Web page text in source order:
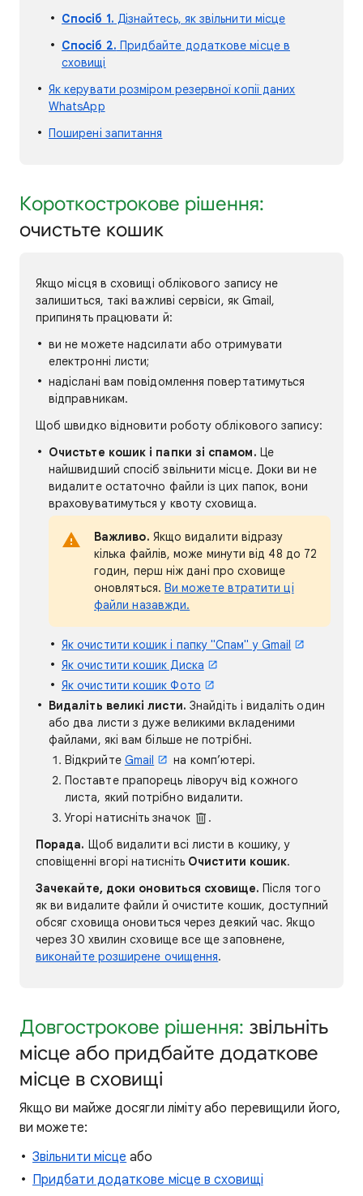
Спосіб 1. Дізнайтесь, як звільнити місце
Спосіб 2. Придбайте додаткове місце в
сховищі
Як керувати розміром резервної копії даних
WhatsApp
Поширені запитання
Короткострокове рішення:
очистьте кошик
Якщо місця в сховищі облікового запису не
залишиться, такі важливі сервіси, як Gmail,
припинять працювати й:
ви не можете надсилати або отримувати
електронні листи;
надіслані вам повідомлення повертатимуться
відправникам.
Щоб швидко відновити роботу облікового запису:
Очистьте кошик і папки зі спамом. Це
найшвидший спосіб звільнити місце. Доки ви не
видалите остаточно файли із цих папок, вони
враховуватимуться у квоту сховища.
Важливо. Якщо видалити відразу
кілька файлів, може минути від 48 до 72
годин, перш ніж дані про сховище
оновляться. Ви можете втратити ці
файли назавжди.
Як очистити кошик і папку "Спам" у Gmail
Як очистити кошик Диска
Як очистити кошик Фото
Видаліть великі листи. Знайдіть і видаліть один
або два листи з дуже великими вкладеними
файлами, які вам більше не потрібні.
Відкрийте Gmail
на комп’ютері.
Поставте прапорець ліворуч від кожного
листа, який потрібно видалити.
Угорі натисніть значок
.
Порада. Щоб видалити всі листи в кошику, у
сповіщенні вгорі натисніть Очистити кошик.
Зачекайте, доки оновиться сховище. Після того
як ви видалите файли й очистите кошик, доступний
обсяг сховища оновиться через деякий час. Якщо
через 30 хвилин сховище все ще заповнене,
виконайте розширене очищення.
Довгострокове рішення: звільніть
місце або придбайте додаткове
місце в сховищі
Якщо ви майже досягли ліміту або перевищили його,
ви можете:
Звільнити місце або
Придбати додаткове місце в сховищі